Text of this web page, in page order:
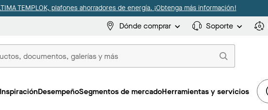
TEMPLOK, plafones ahorradores de energía. ¡Obtenga más información!
Dónde comprar Soporte
InspiraciónDesempeñoSegmentos de mercadoHerramientas y servicios